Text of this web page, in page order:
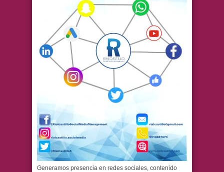
Generamos presencia en redes sociales, contenido